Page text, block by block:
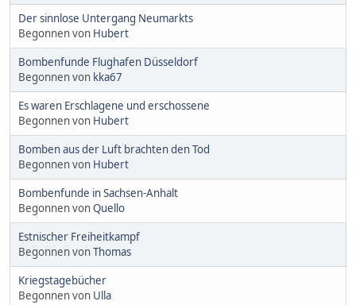
Der sinnlose Untergang Neumarkts
Begonnen von Hubert
Bombenfunde Flughafen Düsseldorf
Begonnen von kka67
Es waren Erschlagene und erschossene
Begonnen von Hubert
Bomben aus der Luft brachten den Tod
Begonnen von Hubert
Bombenfunde in Sachsen-Anhalt
Begonnen vonQuello
Estnischer Freiheitkampf
Begonnen vonThomas
Kriegstagebücher
Begonnen von Ulla